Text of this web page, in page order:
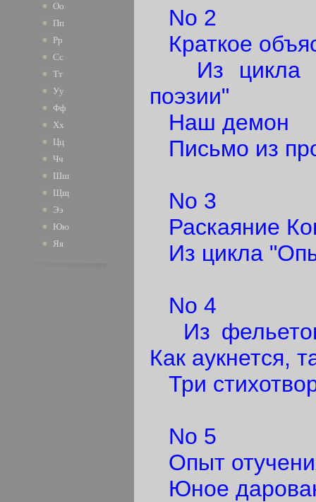
Оо
Пп
Рр
Сс
Тт
Уу
Фф
Хх
Цц
Чч
Шш
Щщ
Ээ
Юю
Яя
No 2
Краткое
Из цикла
поэзии"
Наш демон
Письмо из
No 3
Раскаяние
Из цикла
No 4
Из
Как аукнется,
Три
No 5
Опыт
Юное